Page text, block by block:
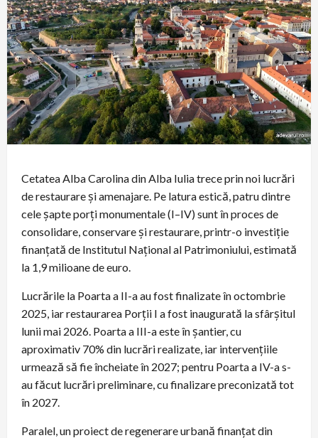
Cetatea Alba Carolina din Alba Iulia trece prin noi lucrări
de restaurare și amenajare. Pe latura estică, patru dintre
cele șapte porți monumentale (I–IV) sunt în proces de
consolidare, conservare și restaurare, printr-o investiție
finanțată de Institutul Național al Patrimoniului, estimată
la 1,9 milioane de euro.
Lucrările la Poarta a II-a au fost finalizate în octombrie
2025, iar restaurarea Porții I a fost inaugurată la sfârșitul
lunii mai 2026. Poarta a III-a este în șantier, cu
aproximativ 70% din lucrări realizate, iar intervențiile
urmează să fie încheiate în 2027; pentru Poarta a IV-a s-
au făcut lucrări preliminare, cu finalizare preconizată tot
în 2027.
Paralel, un proiect de regenerare urbană finanțat din